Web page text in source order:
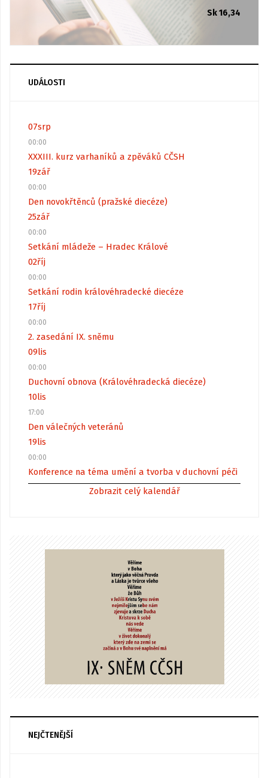
Sk 16,34
UDÁLOSTI
07srp
00:00
XXXIII. kurz varhaníků a zpěváků CČSH
19zář
00:00
Den novokřtěnců (pražské diecéze)
25zář
00:00
Setkání mládeže – Hradec Králové
02říj
00:00
Setkání rodin královéhradecké diecéze
17říj
00:00
2. zasedání IX. sněmu
09lis
00:00
Duchovní obnova (Královéhradecká diecéze)
10lis
17:00
Den válečných veteránů
19lis
00:00
Konference na téma umění a tvorba v duchovní péči
Zobrazit celý kalendář
NEJČTENĚJŠÍ